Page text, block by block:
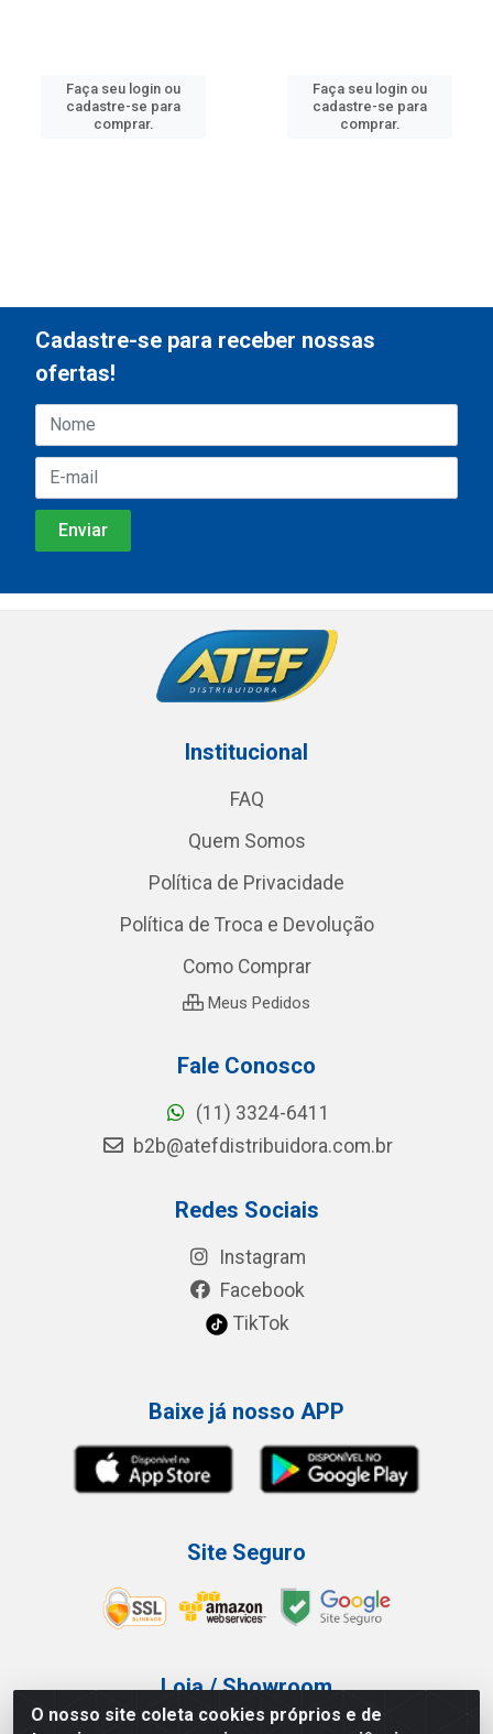
Faça seu login ou
cadastre-se para
comprar.
Faça seu login ou
cadastre-se para
comprar.
O nosso site coleta cookies próprios e de
Cadastre-se para receber nossas
ofertas!
Institucional
FAQ
Quem Somos
Política de Privacidade
Política de Troca e Devolução
Como Comprar
Meus Pedidos
Fale Conosco
(11) 3324-6411
b2b@atefdistribuidora.com.br
Redes Sociais
Instagram
Facebook
TikTok
Baixe já nosso APP
Site Seguro
Loja / Showroom
Tel.: (11) 3227-0546